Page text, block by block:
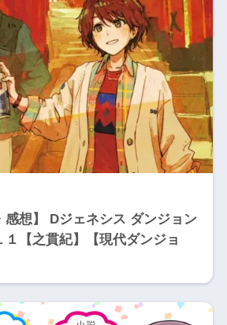
感想】 Dジェネシス ダンジョン
【之貫紀】【現代ダンジョ